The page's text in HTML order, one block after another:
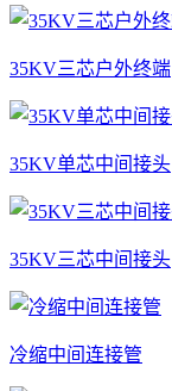
35KV三芯户外终端
35KV单芯中间接头
35KV三芯中间接头
冷缩中间连接管